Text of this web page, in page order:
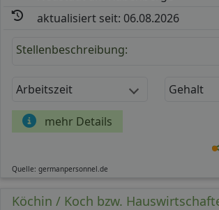
aktualisiert seit: 06.08.2026
Stellenbeschreibung:
Arbeitszeit Gehalt
mehr Details
Quelle: germanpersonnel.de
Köchin / Koch bzw.